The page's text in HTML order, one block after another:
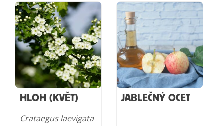
HLOH (KVĚT)
Crataegus laevigata
JABLEČNÝ OCET